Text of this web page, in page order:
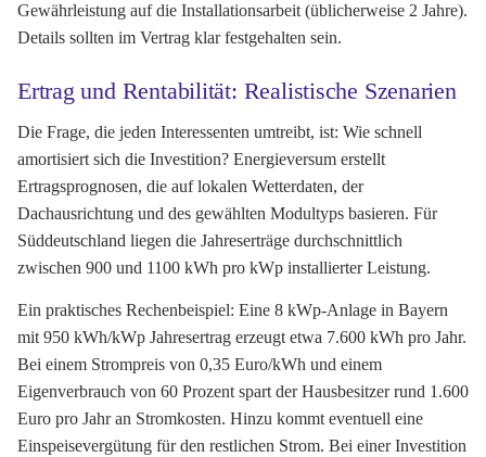
Gewährleistung auf die Installationsarbeit (üblicherweise 2 Jahre).
Details sollten im Vertrag klar festgehalten sein.
Ertrag und Rentabilität: Realistische Szenarien
Die Frage, die jeden Interessenten umtreibt, ist: Wie schnell
amortisiert sich die Investition? Energieversum erstellt
Ertragsprognosen, die auf lokalen Wetterdaten, der
Dachausrichtung und des gewählten Modultyps basieren. Für
Süddeutschland liegen die Jahreserträge durchschnittlich
zwischen 900 und 1100 kWh pro kWp installierter Leistung.
Ein praktisches Rechenbeispiel: Eine 8 kWp-Anlage in Bayern
mit 950 kWh/kWp Jahresertrag erzeugt etwa 7.600 kWh pro Jahr.
Bei einem Strompreis von 0,35 Euro/kWh und einem
Eigenverbrauch von 60 Prozent spart der Hausbesitzer rund 1.600
Euro pro Jahr an Stromkosten. Hinzu kommt eventuell eine
Einspeisevergütung für den restlichen Strom. Bei einer Investition